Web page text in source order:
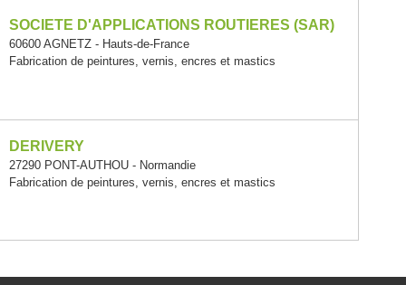
SOCIETE D'APPLICATIONS ROUTIERES (SAR)
60600 AGNETZ - Hauts-de-France
Fabrication de peintures, vernis, encres et mastics
DERIVERY
27290 PONT-AUTHOU - Normandie
Fabrication de peintures, vernis, encres et mastics